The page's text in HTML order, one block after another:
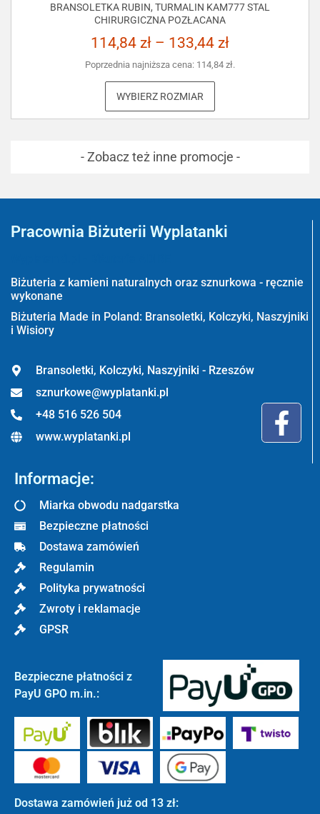
BRANSOLETKA RUBIN, TURMALIN KAM777 STAL
CHIRURGICZNA POZŁACANA
114,84 zł – 133,44 zł
Poprzednia najniższa cena: 114,84 zł.
WYBIERZ ROZMIAR
- Zobacz też inne promocje -
Pracownia Biżuterii Wyplatanki
Biżuteria z kamieni naturalnych oraz sznurkowa - ręcznie
wykonane
Biżuteria Made in Poland: Bransoletki, Kolczyki, Naszyjniki
i Wisiory
Bransoletki, Kolczyki, Naszyjniki - Rzeszów
sznurkowe@wyplatanki.pl
+48 516 526 504
www.wyplatanki.pl
Informacje:
Miarka obwodu nadgarstka
Bezpieczne płatności
Dostawa zamówień
Regulamin
Polityka prywatności
Zwroty i reklamacje
GPSR
Bezpieczne płatności z
PayU GPO m.in.:
Dostawa zamówień już od 13 zł: